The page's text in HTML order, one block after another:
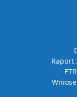
Raport